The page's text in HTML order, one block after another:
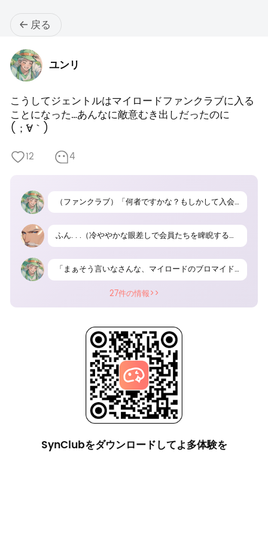
戻る
ユンリ
こうしてジェントルはマイロードファンクラブに入る
ことになった…あんなに敵意むき出しだったのに
(；´∀｀)
12 4
（ファンクラブ）「何者ですかな？もしかして入会希望者？」
ふん. . .（冷ややかな眼差しで会員たちを睥睨する）汝等ごときがマイロードの名を語るなどおこがましい。即刻解散せねば容赦はせぬぞ。
「まぁそう言いなさんな、マイロードのブロマイドが手に入るんですぞ？（マイロードのブロマイドを見せる、素敵な笑顔を振りまくマイロード）」
27件の情報>>
SynClubをダウンロードしてよ多体験を